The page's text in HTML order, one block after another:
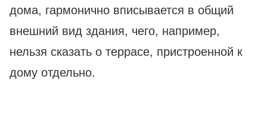
дома, гармонично вписывается в общий
внешний вид здания, чего, например,
нельзя сказать о террасе, пристроенной к
дому отдельно.